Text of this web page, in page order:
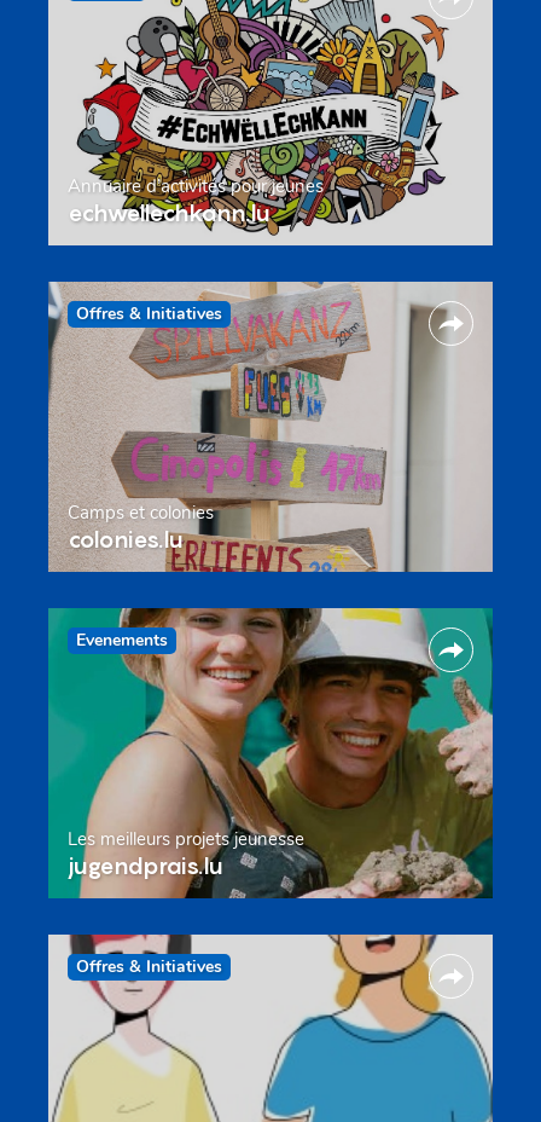
Annuaire d’activités pour jeunes
echwellechkann.lu
Offres & Initiatives
Camps et colonies
colonies.lu
Evenements
Les meilleurs projets jeunesse
jugendprais.lu
Offres & Initiatives